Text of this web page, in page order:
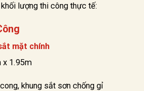
lượng thi công thực tế:
mặt chính
x 1.95m
khung sắt sơn chống gỉ